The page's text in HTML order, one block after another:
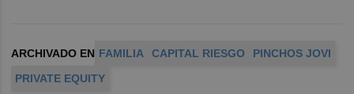
ARCHIVADO EN FAMILIA CAPITAL RIESGO
PINCHOS JOVI
PRIVATE EQUITY